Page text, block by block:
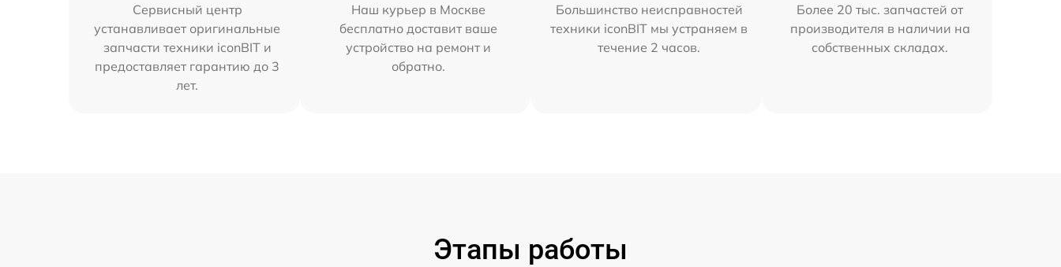
Сервисный центр
устанавливает оригинальные
запчасти техники iconBIT и
предоставляет гарантию до 3
лет.
Наш курьер в Москве
бесплатно доставит ваше
устройство на ремонт и
обратно.
Большинство неисправностей
техники iconBIT мы устраняем в
течение 2 часов.
Более 20 тыс. запчастей от
производителя в наличии на
собственных складах.
Этапы работы